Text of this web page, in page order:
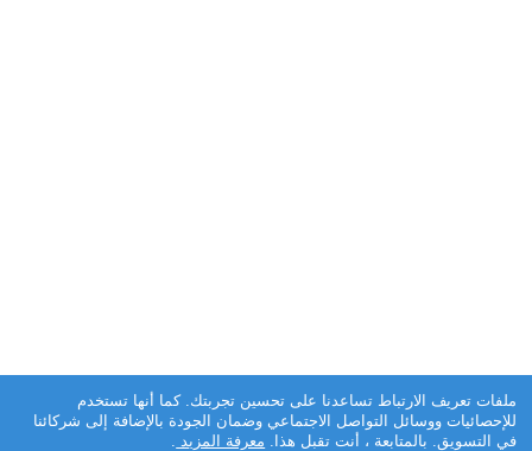
ملفات تعريف الارتباط تساعدنا على تحسين تجربتك. كما أنها تستخدم
للإحصائيات ووسائل التواصل الاجتماعي وضمان الجودة بالإضافة إلى شركائنا
في التسويق. بالمتابعة ، أنت تقبل هذا. معرفة المزيد .